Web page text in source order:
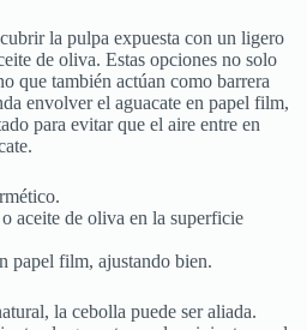
la pulpa expuesta con un ligero
de oliva. Estas opciones no solo
que también actúan como barrera
envolver el aguacate en papel film,
para evitar que el aire entre en
aceite de oliva en la superficie
papel film, ajustando bien.
la cebolla puede ser aliada.